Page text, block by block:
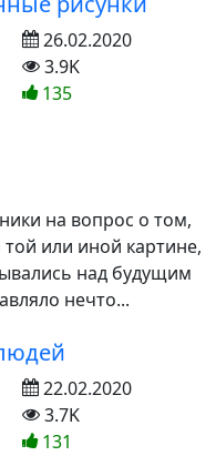
на вопрос о том,
или иной картине,
над будущим
нечто...
26.02.2020
3.9K
135
22.02.2020
3.7K
131